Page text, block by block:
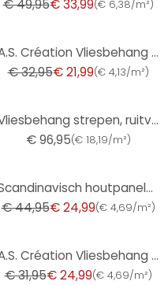
€ 49,95€ 33,99(€ 6,38/m²)
A.S. Création Vliesbehang Memory 3
€ 32,95€ 21,99(€ 4,13/m²)
Vliesbehang strepen, ruitvormige strepen modern in groen - Papis Loveday
€ 96,95(€ 18,19/m²)
Scandinavisch houtpanelen look vliesbehang beige brons metallic licht glanzend
€ 44,95€ 24,99(€ 4,69/m²)
A.S. Création Vliesbehang Trendwall 2
€ 31,95€ 24,99(€ 4,69/m²)